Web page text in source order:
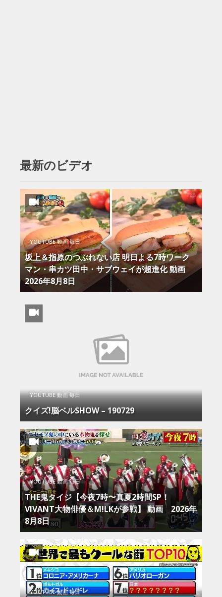
最新のビデオ
YOUTUBE 動画 毎日
坂上＆指原のつぶれない店 明日よる7時ワーク
マン・串カツ田中・サブウェイが超進化 動画
2026年8月8日
YOUTUBE 動画 毎日
クイズ!脳ベルSHOW – 190729
YOUTUBE 動画 毎日
THE鬼タイジ【今夜7時〜真夏2時間SP！
VIVANT大物俳優＆M!LKが参戦】 動画 2026年
8月8日
YOUTUBE 動画 毎日